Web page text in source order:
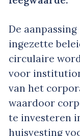
De
ingezette
circulaire
voor
van het
waardoor
te investeren
huisvesting